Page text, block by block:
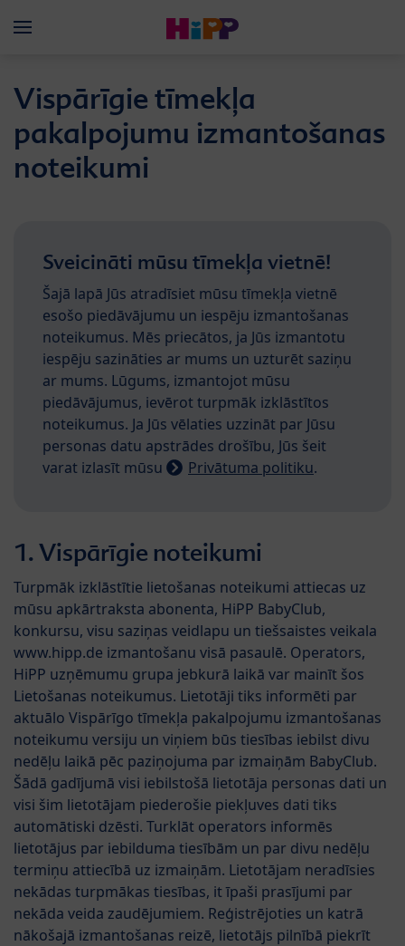
Menü
Vispārīgie tīmekļa
pakalpojumu izmantošanas
noteikumi
Sveicināti mūsu tīmekļa vietnē!
Šajā lapā Jūs atradīsiet mūsu tīmekļa vietnē
esošo piedāvājumu un iespēju izmantošanas
noteikumus. Mēs priecātos, ja Jūs izmantotu
iespēju sazināties ar mums un uzturēt saziņu
ar mums. Lūgums, izmantojot mūsu
piedāvājumus, ievērot turpmāk izklāstītos
noteikumus. Ja Jūs vēlaties uzzināt par Jūsu
personas datu apstrādes drošību, Jūs šeit
varat izlasīt mūsu
Privātuma politiku.
1. Vispārīgie noteikumi
Turpmāk izklāstītie lietošanas noteikumi attiecas uz
mūsu apkārtraksta abonenta, HiPP BabyClub,
konkursu, visu saziņas veidlapu un tiešsaistes veikala
www.hipp.de izmantošanu visā pasaulē. Operators,
HiPP uzņēmumu grupa jebkurā laikā var mainīt šos
Lietošanas noteikumus. Lietotāji tiks informēti par
aktuālo Vispārīgo tīmekļa pakalpojumu izmantošanas
noteikumu versiju un viņiem būs tiesības iebilst divu
nedēļu laikā pēc paziņojuma par izmaiņām BabyClub.
Šādā gadījumā visi iebilstošā lietotāja personas dati un
visi šim lietotājam piederošie piekļuves dati tiks
automātiski dzēsti. Turklāt operators informēs
lietotājus par iebilduma tiesībām un par divu nedēļu
termiņu attiecībā uz izmaiņām. Lietotājam neradīsies
nekādas turpmākas tiesības, it īpaši prasījumi par
nekāda veida zaudējumiem. Reģistrējoties un katrā
nākošajā izmantošanas reizē, lietotājs pilnībā piekrīt